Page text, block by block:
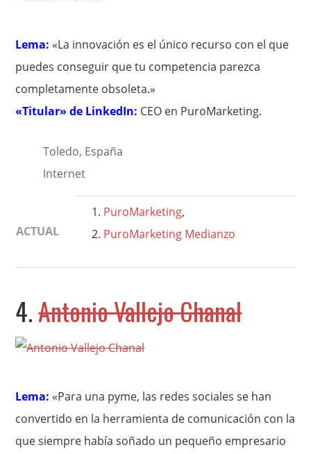
Lema: «La innovación es el único recurso con el que
puedes conseguir que tu competencia parezca
completamente obsoleta.»
«Titular» de LinkedIn: CEO en PuroMarketing.
Toledo, España
Internet
ACTUAL
PuroMarketing,
PuroMarketing Medianzo
4.Antonio Vallejo Chanal
Lema: «Para una pyme, las redes sociales se han
convertido en la herramienta de comunicación con la
que siempre había soñado un pequeño empresario